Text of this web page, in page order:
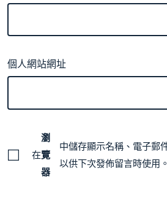
個人網站網址
在
瀏
覽
器
中儲存顯示名稱、電子郵
以供下次發佈留言時使用。